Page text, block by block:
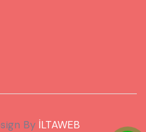
By İLTAWEB